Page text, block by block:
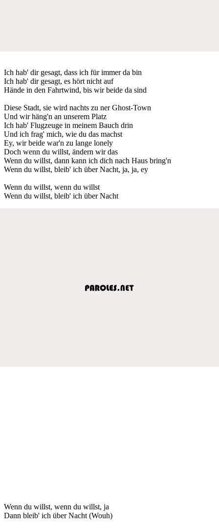
Ich hab' dir gesagt, dass ich für immer da bin
Ich hab' dir gesagt, es hört nicht auf
Hände in den Fahrtwind, bis wir beide da sind
Diese Stadt, sie wird nachts zu ner Ghost-Town
Und wir häng'n an unserem Platz
Ich hab' Flugzeuge in meinem Bauch drin
Und ich frag' mich, wie du das machst
Ey, wir beide war'n zu lange lonely
Doch wenn du willst, ändern wir das
Wenn du willst, dann kann ich dich nach Haus bring'n
Wenn du willst, bleib' ich über Nacht, ja, ja, ey
Wenn du willst, wenn du willst
Wenn du willst, bleib' ich über Nacht
Wenn du willst, wenn du willst, ja
Dann bleib' ich über Nacht (Wouh)